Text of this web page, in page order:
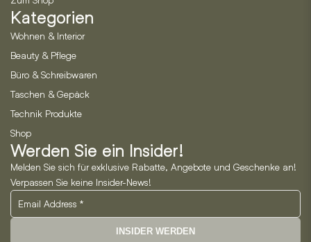
Kategorien
Wohnen & Interior
Beauty & Pflege
Büro & Schreibwaren
Taschen & Gepäck
Technik Produkte
Shop
Werden Sie ein Insider!
Melden Sie sich für exklusive Rabatte, Angebote und Geschenke an!
Verpassen Sie keine Insider-News!
INSIDER WERDEN